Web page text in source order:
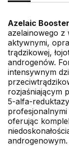
Azelaic Booster
azelainowego z
aktywnymi,
trądzikowej,
androgenów.
intensywnym
rozjaśniającym
5-alfa-
oferując
androgenowym.